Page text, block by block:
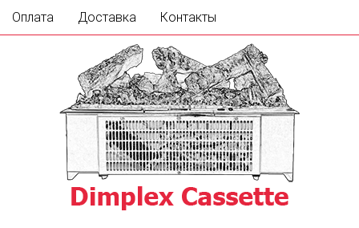
Оплата Доставка Контакты